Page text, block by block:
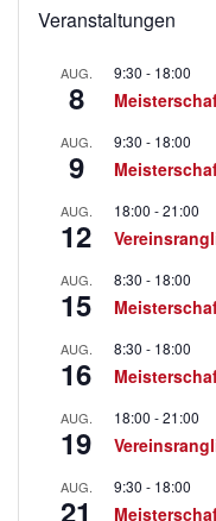
Veranstaltungen
AUG.
8
9:30 - 18:00
AUG.
9
9:30 - 18:00
AUG.
12
18:00 -21:00
AUG.
15
8:30 - 18:00
AUG.
16
8:30 - 18:00
AUG.
19
18:00 -21:00
AUG.
21
9:30 - 18:00